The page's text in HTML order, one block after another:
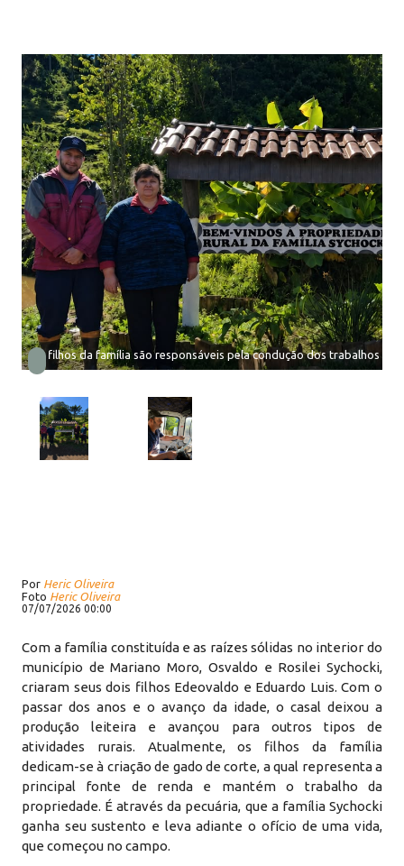
Os filhos da família são responsáveis pela condução dos trabalhos na
Por Heric Oliveira
Foto Heric Oliveira
07/07/2026 00:00
Com a família constituída e as raízes sólidas no interior do
município de Mariano Moro, Osvaldo e Rosilei Sychocki,
criaram seus dois filhos Edeovaldo e Eduardo Luis. Com o
passar dos anos e o avanço da idade, o casal deixou a
produção leiteira e avançou para outros tipos de
atividades rurais. Atualmente, os filhos da família
dedicam-se à criação de gado de corte, a qual representa a
principal fonte de renda e mantém o trabalho da
propriedade. É através da pecuária, que a família Sychocki
ganha seu sustento e leva adiante o ofício de uma vida,
que começou no campo.